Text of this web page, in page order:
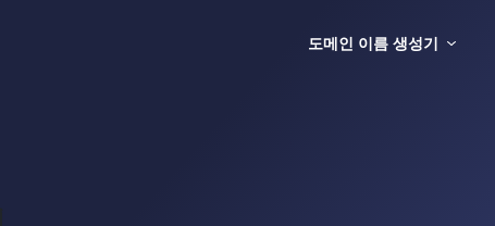
도메인 이름 생성기